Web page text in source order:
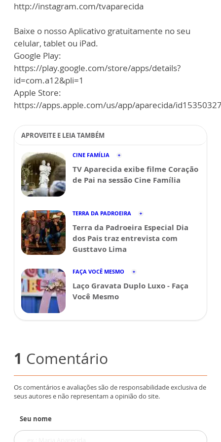
http://instagram.com/tvaparecida
Baixe o nosso Aplicativo gratuitamente no seu
celular, tablet ou iPad.
Google Play:
https://play.google.com/store/apps/details?
id=com.a12&pli=1
Apple Store:
https://apps.apple.com/us/app/aparecida/
APROVEITE E LEIA TAMBÉM
CINE FAMÍLIA
TV Aparecida exibe filme Coração
de Pai na sessão Cine Família
TERRA DA PADROEIRA
Terra da Padroeira Especial Dia
dos Pais traz entrevista com
Gusttavo Lima
FAÇA VOCÊ MESMO
Laço Gravata Duplo Luxo - Faça
Você Mesmo
1 Comentário
Os comentários e avaliações são de responsabilidade exclusiva de
seus autores e não representam a opinião do site.
Seu nome